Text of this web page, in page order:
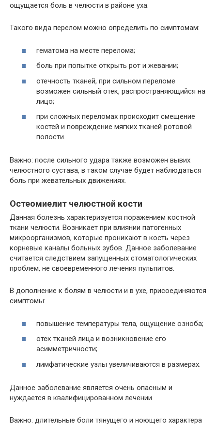
ощущается боль в челюсти в районе уха.
Такого вида перелом можно определить по симптомам:
гематома на месте перелома;
боль при попытке открыть рот и жевании;
отечность тканей, при сильном переломе
возможен сильный отек, распространяющийся на
лицо;
при сложных переломах происходит смещение
костей и повреждение мягких тканей ротовой
полости.
Важно: после сильного удара также возможен вывих
челюстного сустава, в таком случае будет наблюдаться
боль при жевательных движениях.
Остеомиелит челюстной кости
Данная болезнь характеризуется поражением костной
ткани челюсти. Возникает при влиянии патогенных
микроорганизмов, которые проникают в кость через
корневые каналы больных зубов. Данное заболевание
считается следствием запущенных стоматологических
проблем, не своевременного лечения пульпитов.
В дополнение к болям в челюсти и в ухе, присоединяются
симптомы:
повышение температуры тела, ощущение озноба;
отек тканей лица и возникновение его
асимметричности;
лимфатические узлы увеличиваются в размерах.
Данное заболевание является очень опасным и
нуждается в квалифицированном лечении.
Важно: длительные боли тянущего и ноющего характера